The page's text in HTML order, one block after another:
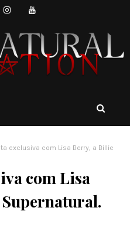
exclusiva com Lisa Berry, a Billie
com Lisa